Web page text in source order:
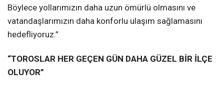
Böylece yollarımızın daha uzun ömürlü olmasını ve
vatandaşlarımızın daha konforlu ulaşım sağlamasını
hedefliyoruz.”
“TOROSLAR HER GEÇEN GÜN DAHA GÜZEL BİR İLÇE
OLUYOR”